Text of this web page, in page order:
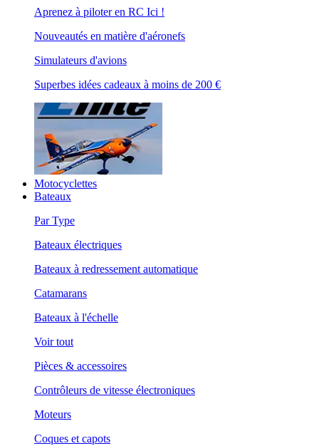
Aprenez à piloter en RC Ici !
Nouveautés en matière d'aéronefs
Simulateurs d'avions
Superbes idées cadeaux à moins de 200 €
Motocyclettes
Bateaux
Par Type
Bateaux électriques
Bateaux à redressement automatique
Catamarans
Bateaux à l'échelle
Voir tout
Pièces & accessoires
Contrôleurs de vitesse électroniques
Moteurs
Coques et capots